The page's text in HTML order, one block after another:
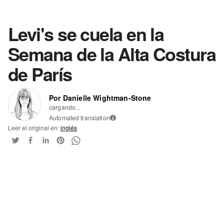
Levi's se cuela en la
Semana de la Alta Costura
de París
Por Danielle Wightman-Stone
cargando...
Automated translation i
Leer el original en:inglés